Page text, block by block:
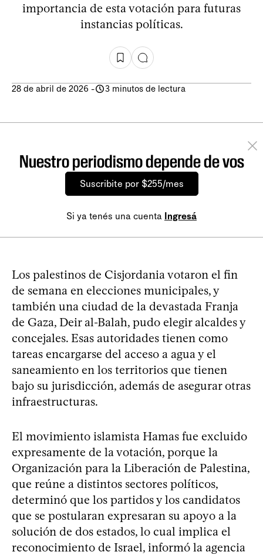
importancia de esta votación para futuras
instancias políticas.
28 de abril de 2026 - 3 minutos de lectura
Nuestro periodismo depende de vos
Suscribite por $255/mes
Si ya tenés una cuenta Ingresá
Los palestinos de Cisjordania votaron el fin
de semana en elecciones municipales, y
también una ciudad de la devastada Franja
de Gaza, Deir al-Balah, pudo elegir alcaldes y
concejales. Esas autoridades tienen como
tareas encargarse del acceso a agua y el
saneamiento en los territorios que tienen
bajo su jurisdicción, además de asegurar otras
infraestructuras.
El movimiento islamista Hamas fue excluido
expresamente de la votación, porque la
Organización para la Liberación de Palestina,
que reúne a distintos sectores políticos,
determinó que los partidos y los candidatos
que se postularan expresaran su apoyo a la
solución de dos estados, lo cual implica el
reconocimiento de Israel, informó la agencia